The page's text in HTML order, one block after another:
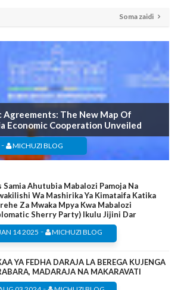
Soma zaidi
The New Map Of
Economic Cooperation Unveiled
- MICHUZI BLOG
Samia Ahutubia Mabalozi Pamoja Na
Wa Mashirika Ya Kimataifa Katika
Za Mwaka Mpya Kwa Mabalozi
Sherry Party) Ikulu Jijini Dar
14 2025 - MICHUZI BLOG
YA FEDHA DARAJA LA BEREGA KUJENGA
MADARAJA NA MAKARAVATI